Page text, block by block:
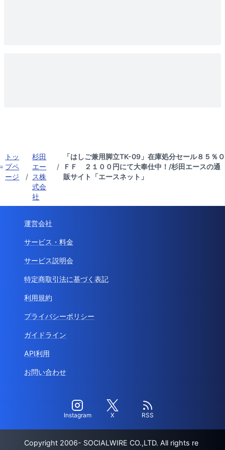
トッ
プペ
ージ
/
杉田
エー
ス株
式会
社
/
「はしご兼用脚立TK-09」在庫処分セール８５％Ｏ
ＦＦ ２１００円にて大奉仕中！/杉田エースの通
販サイト「エースネット」
運営会社
サービス・料金
サービス説明会
特定商取引法に基づく表記
利用規約
プライバシーポリシー
ガイドライン
API利用
お問い合わせ
Instagram X RSS
Copyright 2006- SOCIALWIRE CO.,LTD. All rights re